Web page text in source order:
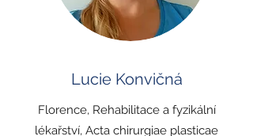
Lucie Konvičná
Florence, Rehabilitace a fyzikální
lékařství, Acta chirurgiae plasticae